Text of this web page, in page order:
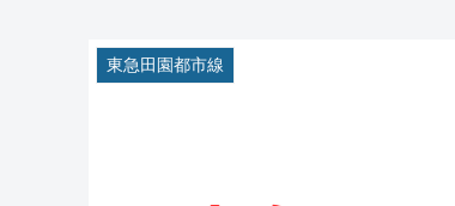
東急田園都市線